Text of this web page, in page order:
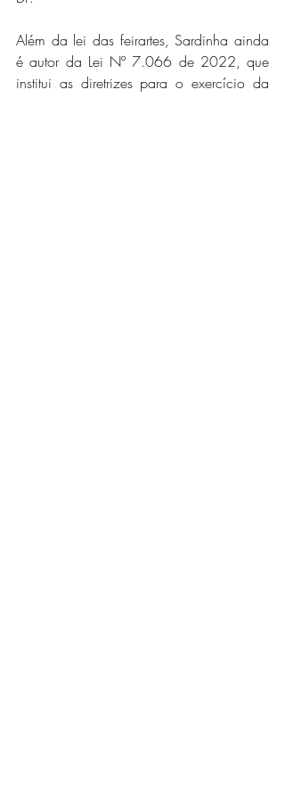
Além da lei das feirartes, Sardinha ainda
é autor da Lei Nº 7.066 de 2022, que
institui as diretrizes para o exercício da